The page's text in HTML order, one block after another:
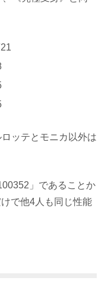
ッテとモニカ以外は
」であることか
で他4人も同じ性能